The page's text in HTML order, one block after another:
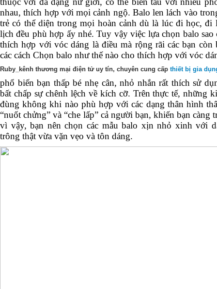
nhau, thích hợp với mọi cảnh ngộ. Balo len lách vào
trẻ có thể diện trong mọi hoàn cảnh dù là lúc đi học,
lịch đều phù hợp ấy nhé. Tuy vậy việc lựa chọn balo sao
thích hợp với vóc dáng là điều mà rộng rãi các bạn còn
các cách Chọn balo như thế nào cho thích hợp với vóc
Ruby_kênh thương mại điện tử uy tín, chuyên cung cấp thiết bị gia
phổ biến bạn thấp bé nhẹ cân, nhỏ nhắn rất thích sử
bất chấp sự chênh lệch về kích cỡ. Trên thực tế, những
đùng không khi nào phù hợp với các dạng thân hình
“nuốt chửng” và “che lấp” cả người bạn, khiến bạn
vì vậy, bạn nên chọn các mẫu balo xịn nhỏ xinh với
trông thật vừa vặn vẹo và tôn dáng.